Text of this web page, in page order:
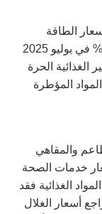
الطاقة
والمواد الغذائية، سجل ارتفاعًا طفيفًا إلى 5.6% في يوليو 2025
غير الغذائية الحرة
المواد المؤطرة
والمقاهي
زادت أسعار خدمات الصحة
النقل بنسبة 0.6%. أما المواد الغذائية فقد
0.1%، نتيجة لتراجع أسعار الغلال